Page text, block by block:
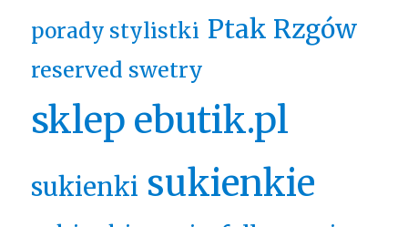
porady stylistki Ptak Rzgów
reserved swetry
sklep ebutik.pl
sukienki sukienkie